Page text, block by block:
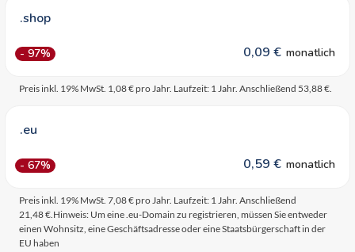
.shop
- 97% 0,09 € monatlich
Preis inkl. 19% MwSt. 1,08 € pro Jahr. Laufzeit: 1 Jahr. Anschließend 53,88 €.
.eu
- 67% 0,59 € monatlich
Preis inkl. 19% MwSt. 7,08 € pro Jahr. Laufzeit: 1 Jahr. Anschließend
21,48 €.Hinweis: Um eine .eu-Domain zu registrieren, müssen Sie entweder
einen Wohnsitz, eine Geschäftsadresse oder eine Staatsbürgerschaft in der
EU haben